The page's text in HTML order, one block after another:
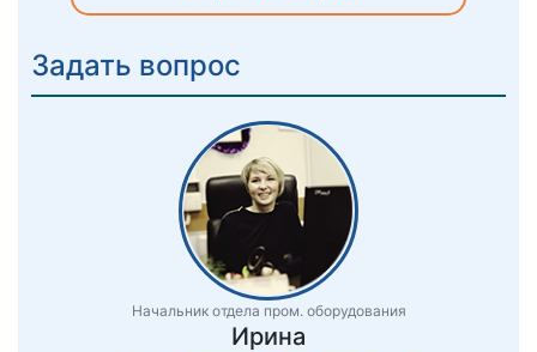
Задать вопрос
Начальник отдела пром. оборудования
Ирина